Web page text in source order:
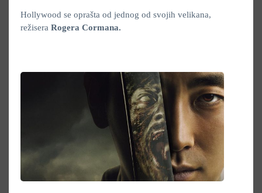
Hollywood se oprašta od jednog od svojih velikana,
režisera Rogera Cormana.